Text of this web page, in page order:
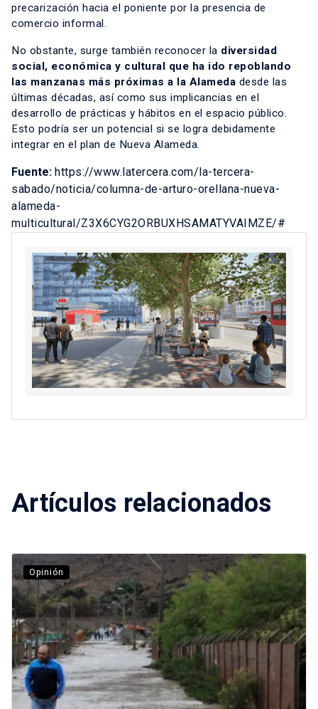
precarización hacia el poniente por la presencia de
comercio informal.
No obstante, surge también reconocer la diversidad
social, económica y cultural que ha ido repoblando
las manzanas más próximas a la Alameda desde las
últimas décadas, así como sus implicancias en el
desarrollo de prácticas y hábitos en el espacio público.
Esto podría ser un potencial si se logra debidamente
integrar en el plan de Nueva Alameda.
Fuente: https://www.latercera.com/la-tercera-
sabado/noticia/columna-de-arturo-orellana-nueva-
alameda-
multicultural/Z3X6CYG2ORBUXHSAMATYVAIMZE/#
Artículos relacionados
Opinión